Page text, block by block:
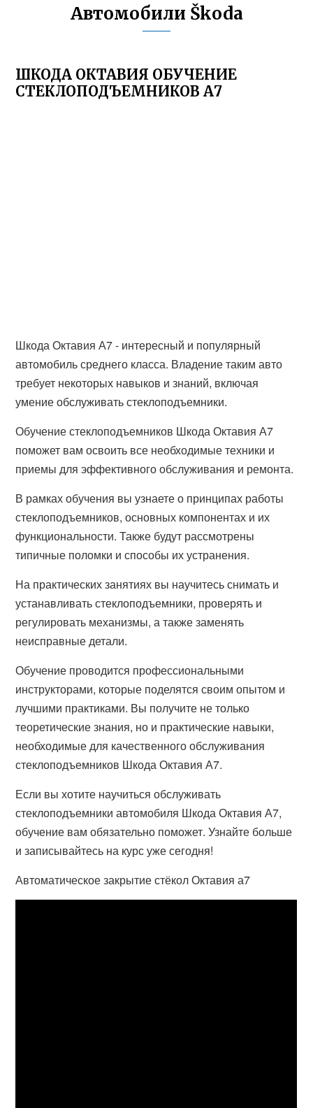
Автомобили Škoda
ШКОДА ОКТАВИЯ ОБУЧЕНИЕ
СТЕКЛОПОДЪЕМНИКОВ А7
Шкода Октавия А7 - интересный и популярный
автомобиль среднего класса. Владение таким авто
требует некоторых навыков и знаний, включая
умение обслуживать стеклоподъемники.
Обучение стеклоподъемников Шкода Октавия А7
поможет вам освоить все необходимые техники и
приемы для эффективного обслуживания и ремонта.
В рамках обучения вы узнаете о принципах работы
стеклоподъемников, основных компонентах и их
функциональности. Также будут рассмотрены
типичные поломки и способы их устранения.
На практических занятиях вы научитесь снимать и
устанавливать стеклоподъемники, проверять и
регулировать механизмы, а также заменять
неисправные детали.
Обучение проводится профессиональными
инструкторами, которые поделятся своим опытом и
лучшими практиками. Вы получите не только
теоретические знания, но и практические навыки,
необходимые для качественного обслуживания
стеклоподъемников Шкода Октавия А7.
Если вы хотите научиться обслуживать
стеклоподъемники автомобиля Шкода Октавия А7,
обучение вам обязательно поможет. Узнайте больше
и записывайтесь на курс уже сегодня!
Автоматическое закрытие стёкол Октавия а7